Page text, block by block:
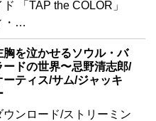
ド 「TAP the COLOR」
・…
胸を泣かせるソウル・バ
ードの世界〜忌野清志郎/
ーティス/サム/ジャッキ
ウンロード/ストリーミン